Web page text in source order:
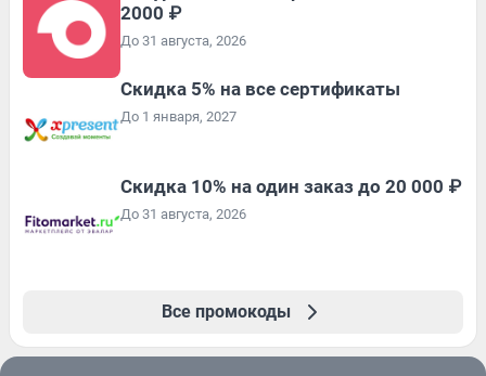
2000 ₽
До 31 августа, 2026
Скидка 5% на все сертификаты
До 1 января, 2027
Скидка 10% на один заказ до 20 000 ₽
До 31 августа, 2026
Все промокоды